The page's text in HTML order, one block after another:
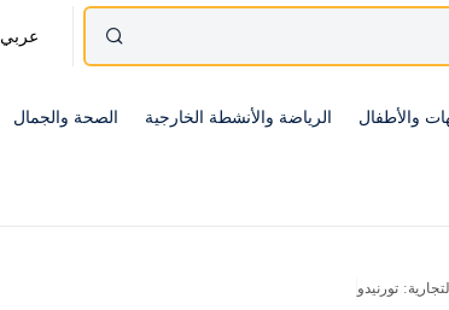
عربي
والأطفال الرياضة والأنشطة الخارجية الصحة والجمال
تورنيدو